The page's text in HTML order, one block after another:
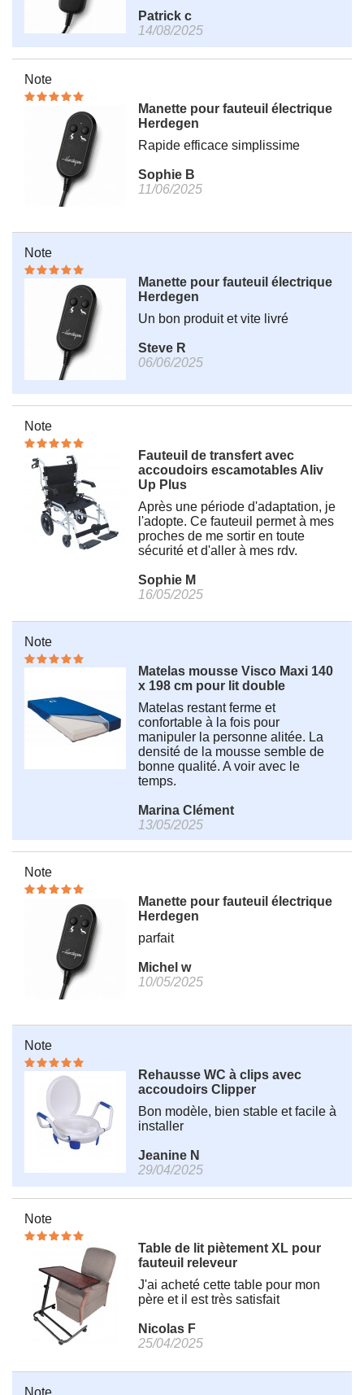
Patrick c
14/08/2025
Note
Manette pour fauteuil électrique
Herdegen
Rapide efficace simplissime
Sophie B
11/06/2025
Note
Manette pour fauteuil électrique
Herdegen
Un bon produit et vite livré
Steve R
06/06/2025
Note
Fauteuil de transfert avec
accoudoirs escamotables Aliv
Up Plus
Après une période d'adaptation, je
l'adopte. Ce fauteuil permet à mes
proches de me sortir en toute
sécurité et d'aller à mes rdv.
Sophie M
16/05/2025
Note
Matelas mousse Visco Maxi 140
x 198 cm pour lit double
Matelas restant ferme et
confortable à la fois pour
manipuler la personne alitée. La
densité de la mousse semble de
bonne qualité. A voir avec le
temps.
Marina Clément
13/05/2025
Note
Manette pour fauteuil électrique
Herdegen
parfait
Michel w
10/05/2025
Note
Rehausse WC à clips avec
accoudoirs Clipper
Bon modèle, bien stable et facile à
installer
Jeanine N
29/04/2025
Note
Table de lit piètement XL pour
fauteuil releveur
J'ai acheté cette table pour mon
père et il est très satisfait
Nicolas F
25/04/2025